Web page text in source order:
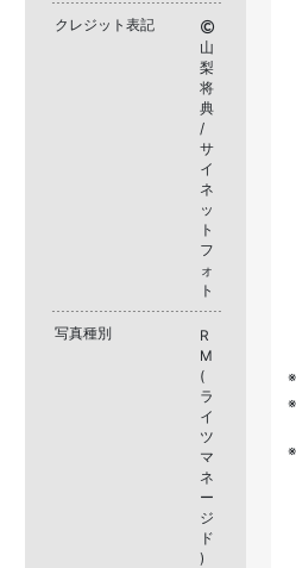
クレジット表記
山
梨
将
典
/
サ
イ
ネ
ッ
ト
フ
ォ
ト
写真種別
R
M
(
ラ
イ
ツ
マ
ネ
ー
ジ
ド
)